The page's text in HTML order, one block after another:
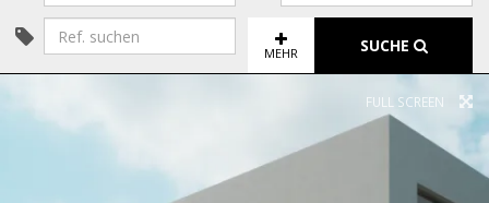
MEHR SUCHE
FULL SCREEN